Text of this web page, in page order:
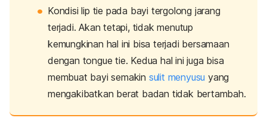
Kondisilip tie pada bayi tergolong jarang
terjadi. Akan tetapi, tidak menutup
kemungkinan hal ini bisa terjadi bersamaan
dengan tongue tie. Kedua hal ini juga bisa
membuat bayi semakin sulit menyusu yang
mengakibatkan berat badan tidak bertambah.